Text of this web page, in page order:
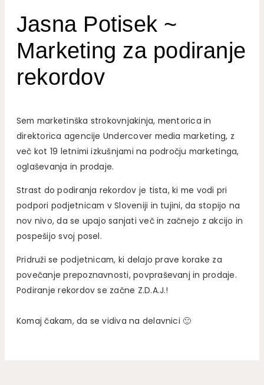
Jasna Potisek ~
Marketing za podiranje
rekordov
Sem marketinška strokovnjakinja, mentorica in
direktorica agencije Undercover media marketing, z
več kot 19 letnimi izkušnjami na področju marketinga,
oglaševanja in prodaje.
Strast do podiranja rekordov je tista, ki me vodi pri
podpori podjetnicam v Sloveniji in tujini, da stopijo na
nov nivo, da se upajo sanjati več in začnejo z akcijo in
pospešijo svoj posel.
Pridruži se podjetnicam, ki delajo prave korake za
povečanje prepoznavnosti, povpraševanj in prodaje.
Podiranje rekordov se začne Z.D.A.J.!
Komaj čakam, da se vidiva na delavnici 🙂